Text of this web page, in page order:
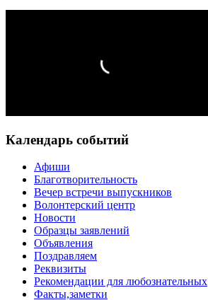
Календарь событий
Афиши
Благотворительность
Вечер встречи выпускников
Волонтерский центр
Новости
Образцы заявлений
Объявления
Поздравляем
Реквизиты
Рекомендации для любознательных
Факты,заметки